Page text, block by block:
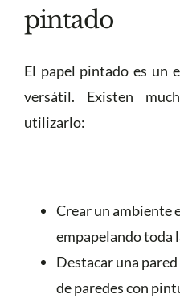
pintado
El papel pintado es un
versátil. Existen
utilizarlo:
Crear un ambiente
empapelando toda
Destacar una
de paredes con